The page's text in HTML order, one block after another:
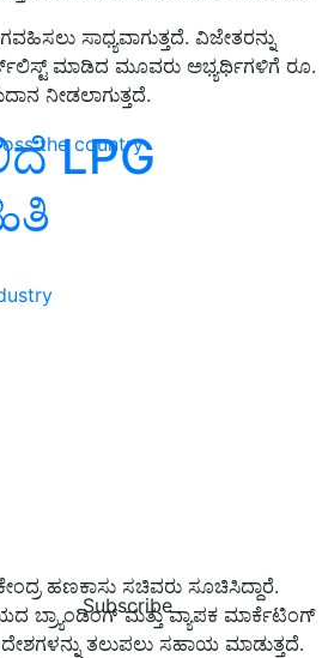
the country
Subscribe
ಸಾಧ್ಯವಾಗುತ್ತದೆ. ವಿಜೇತರನ್ನು
ಮಾಡಿದ ಮೂವರು ಅಭ್ಯರ್ಥಿಗಳಿಗೆ ರೂ.
ನೀಡಲಾಗುತ್ತದೆ.
LPG
ಹಣಕಾಸು ಸಚಿವರು ಸೂಚಿಸಿದ್ದಾರೆ.
ಬ್ರ್ಯಾಂಡಿಂಗ್ ಮತ್ತು ವ್ಯಾಪಕ ಮಾರ್ಕೆಟಿಂಗ್
ದೇಶಗಳನ್ನು ತಲುಪಲು ಸಹಾಯ ಮಾಡುತ್ತದೆ.